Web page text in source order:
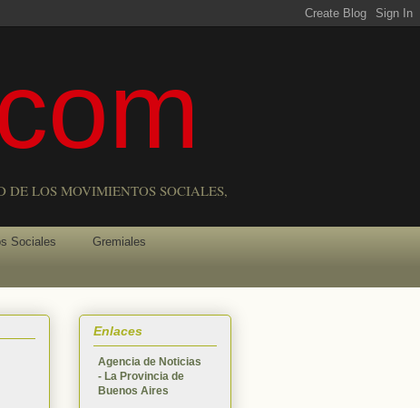
LOS MOVIMIENTOS SOCIALES,
Sociales Gremiales
Enlaces
Agencia de Noticias
- La Provincia de
Buenos Aires